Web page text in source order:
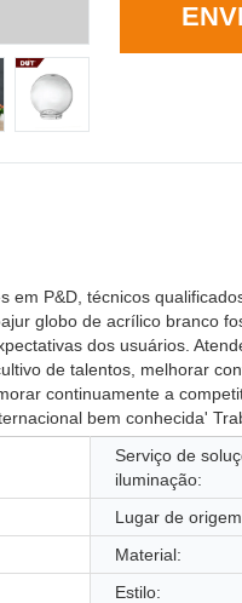
P&D, técnicos
globo de acrílico branco
dos usuários.
de talentos, melhorar
continuamente a
bem conhecida'
Serviço de
iluminação:
Lugar de
Material:
Estilo: